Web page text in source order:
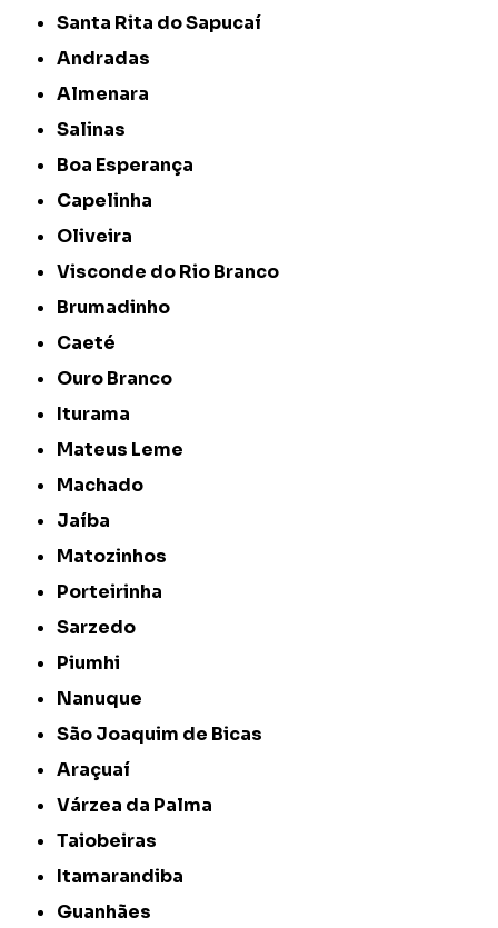
Santa Rita do Sapucaí
Andradas
Almenara
Salinas
Boa Esperança
Capelinha
Oliveira
Visconde do Rio Branco
Brumadinho
Caeté
Ouro Branco
Iturama
Mateus Leme
Machado
Jaíba
Matozinhos
Porteirinha
Sarzedo
Piumhi
Nanuque
São Joaquim de Bicas
Araçuaí
Várzea da Palma
Taiobeiras
Itamarandiba
Guanhães